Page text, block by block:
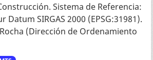
Sistema de Referencia:
Datum SIRGAS 2000 (EPSG:31981).
(Dirección de Ordenamiento